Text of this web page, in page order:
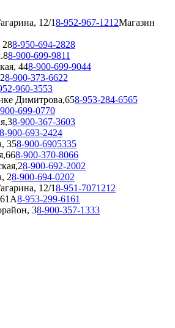
12/18-952-967-1212Магазин
288-950-694-2828
8-900-699-9811
448-900-699-9044
8-900-373-6622
960-3553
Димитрова,658-953-284-6565
699-0770
8-900-367-3603
8-900-693-2424
358-900-6905335
8-900-370-8066
8-900-692-2002
28-900-694-0202
12/18-951-7071212
8-953-299-6161
38-900-357-1333